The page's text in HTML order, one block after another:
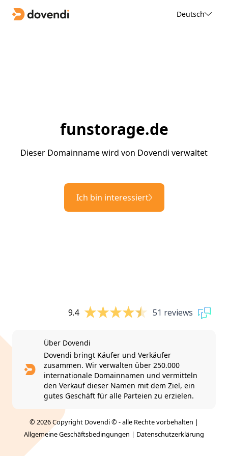
Deutsch
funstorage.de
Dieser Domainname wird von Dovendi verwaltet
Ich bin interessiert
9.4 51 reviews
Über Dovendi
Dovendi bringt Käufer und Verkäufer
zusammen. Wir verwalten über 250.000
internationale Domainnamen und vermitteln
den Verkauf dieser Namen mit dem Ziel, ein
gutes Geschäft für alle Parteien zu erzielen.
© 2026 Copyright Dovendi © - alle Rechte vorbehalten |
Allgemeine Geschäftsbedingungen | Datenschutzerklärung